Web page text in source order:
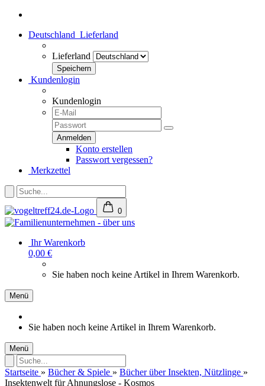
Deutschland Lieferland
Lieferland
Kundenlogin
Kundenlogin
Konto erstellen
Passwort vergessen?
Merkzettel
0
Ihr Warenkorb
0,00 €
Sie haben noch keine Artikel in Ihrem Warenkorb.
Menü
Sie haben noch keine Artikel in Ihrem Warenkorb.
Menü
Startseite » Bücher & Spiele » Bücher über Insekten, Nützlinge »
Insektenwelt für Ahnungslose - Kosmos